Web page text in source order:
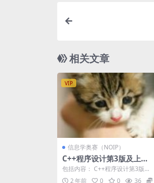
相关文章
VIP
信息学奥赛（NOIP）
C++程序设计第3版及上机
指导
包括内容： C++程序设计第3版 C
++程序设计第3版 题解与上机指
2 年前 0 0 36